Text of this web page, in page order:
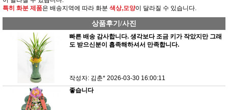
특히 화분 제품은 배송지역에 따라 화분 색상,모양이 달라질 수 있습니다.
상품후기/사진
빠른 배송 감사합니다. 생각보다 조금 키가 작았지만 그래
도 받으신분이 흡족해하셔서 만족합니다.
작성자: 김춘* 2026-03-30 16:00:11
좋습니다